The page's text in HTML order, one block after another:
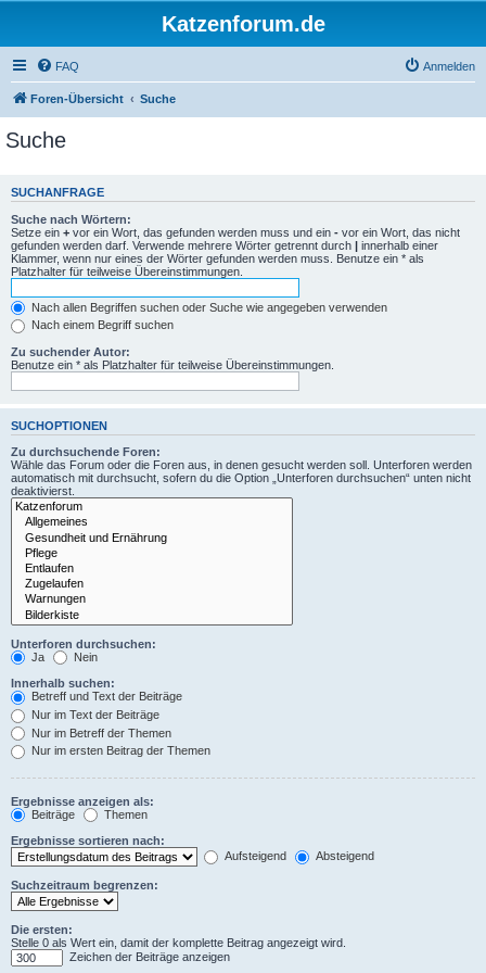
Katzenforum.de
FAQ Anmelden
Foren-Übersicht Suche
Suche
SUCHANFRAGE
Suche nach Wörtern:
Setze ein + vor ein Wort, das gefunden werden muss und ein - vor ein Wort, das nicht
gefunden werden darf. Verwende mehrere Wörter getrennt durch | innerhalb einer
Klammer, wenn nur eines der Wörter gefunden werden muss. Benutze ein * als
Platzhalter für teilweise Übereinstimmungen.
Nach allen Begriffen suchen oder Suche wie angegeben verwenden
Nach einem Begriff suchen
Zu suchender Autor:
Benutze ein * als Platzhalter für teilweise Übereinstimmungen.
SUCHOPTIONEN
Zu durchsuchende Foren:
Wähle das Forum oder die Foren aus, in denen gesucht werden soll. Unterforen werden
automatisch mit durchsucht, sofern du die Option „Unterforen durchsuchen“ unten nicht
deaktivierst.
Unterforen durchsuchen:
Ja
Nein
Innerhalb suchen:
Betreff und Text der Beiträge
Nur im Text der Beiträge
Nur im Betreff der Themen
Nur im ersten Beitrag der Themen
Ergebnisse anzeigen als:
Beiträge
Themen
Ergebnisse sortieren nach:
Aufsteigend
Absteigend
Suchzeitraum begrenzen:
Die ersten:
Stelle 0 als Wert ein, damit der komplette Beitrag angezeigt wird.
Zeichen der Beiträge anzeigen